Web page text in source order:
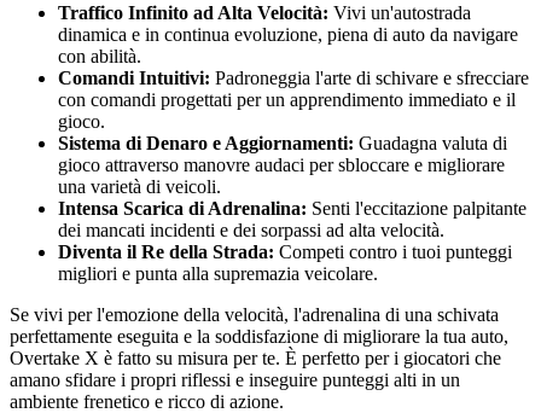
Traffico Infinito ad Alta Velocità: Vivi un'autostrada
dinamica e in continua evoluzione, piena di auto da navigare
con abilità.
Comandi Intuitivi: Padroneggia l'arte di schivare e sfrecciare
con comandi progettati per un apprendimento immediato e il
gioco.
Sistema di Denaro e Aggiornamenti: Guadagna valuta di
gioco attraverso manovre audaci per sbloccare e migliorare
una varietà di veicoli.
Intensa Scarica di Adrenalina: Senti l'eccitazione palpitante
dei mancati incidenti e dei sorpassi ad alta velocità.
Diventa il Re della Strada: Competi contro i tuoi punteggi
migliori e punta alla supremazia veicolare.
Se vivi per l'emozione della velocità, l'adrenalina di una schivata
perfettamente eseguita e la soddisfazione di migliorare la tua auto,
Overtake X è fatto su misura per te. È perfetto per i giocatori che
amano sfidare i propri riflessi e inseguire punteggi alti in un
ambiente frenetico e ricco di azione.